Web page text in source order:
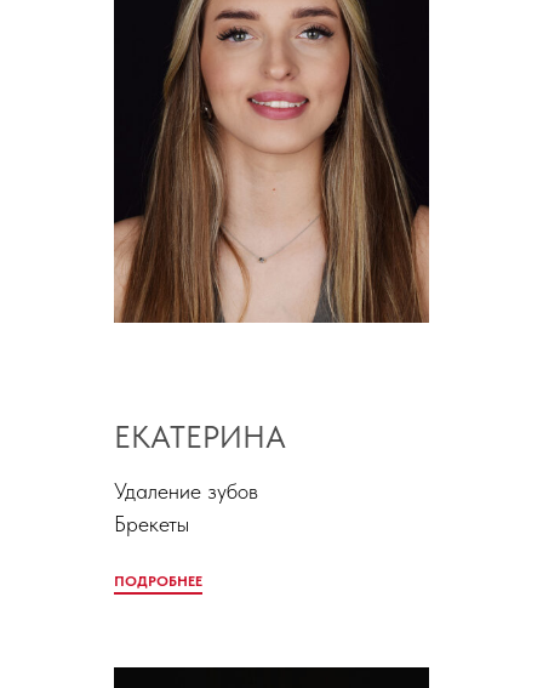
ЕКАТЕРИНА
Удаление зубов
Брекеты
ПОДРОБНЕЕ